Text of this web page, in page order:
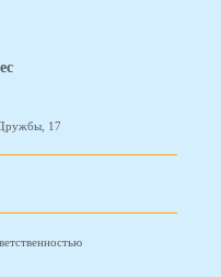
Дружбы, 17